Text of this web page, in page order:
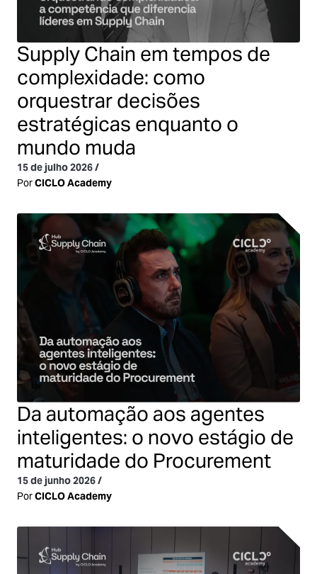
Supply Chain em tempos de
complexidade: como
orquestrar decisões
estratégicas enquanto o
mundo muda
15 de julho 2026/
PorCICLO Academy
Da automação aos agentes
inteligentes: o novo estágio de
maturidade do Procurement
15 de junho 2026/
PorCICLO Academy